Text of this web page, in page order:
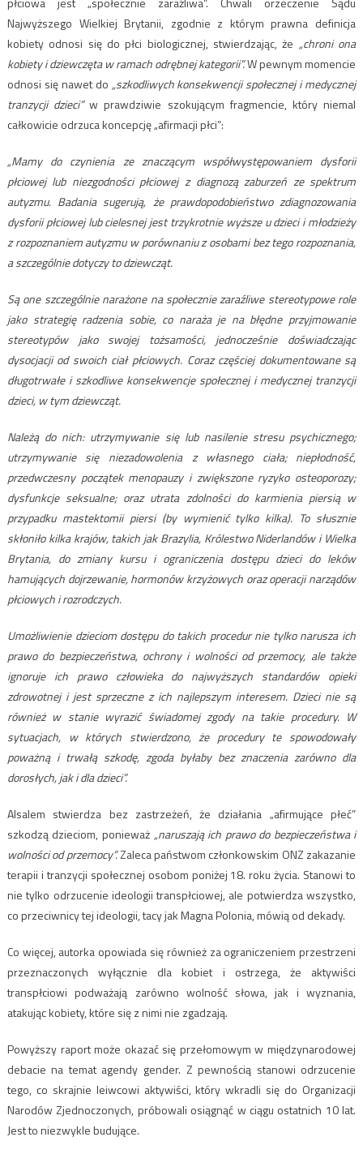
Najwyższego Wielkiej Brytanii, zgodnie z którym prawna definicja
kobiety odnosi się do płci biologicznej, stwierdzając, że „chroni ona
kobiety i dziewczęta w ramach odrębnej kategorii”.W pewnym momencie
odnosi się nawet do „szkodliwych konsekwencji społecznej i medycznej
tranzycji dzieci”w prawdziwie szokującym fragmencie, który niemal
całkowicie odrzuca koncepcję „afirmacji płci”:
„Mamy do czynienia ze znaczącym współwystępowaniem dysforii
płciowej lub niezgodności płciowej z diagnozą zaburzeń ze spektrum
autyzmu. Badania sugerują, że prawdopodobieństwo zdiagnozowania
dysforii płciowej lub cielesnej jest trzykrotnie wyższe u dzieci i młodzieży
z rozpoznaniem autyzmu w porównaniu z osobami bez tego rozpoznania,
a szczególnie dotyczy to dziewcząt.
Są one szczególnie narażone na społecznie zaraźliwe stereotypowe role
jako strategię radzenia sobie, co naraża je na błędne przyjmowanie
stereotypów jako swojej tożsamości, jednocześnie doświadczając
dysocjacji od swoich ciał płciowych. Coraz częściej dokumentowane są
długotrwałe i szkodliwe konsekwencje społecznej i medycznej tranzycji
dzieci, w tym dziewcząt.
Należą do nich: utrzymywanie się lub nasilenie stresu psychicznego;
utrzymywanie się niezadowolenia z własnego ciała; niepłodność,
przedwczesny początek menopauzy i zwiększone ryzyko osteoporozy;
dysfunkcje seksualne; oraz utrata zdolności do karmienia piersią w
przypadku mastektomii piersi (by wymienić tylko kilka). To słusznie
skłoniło kilka krajów, takich jak Brazylia, Królestwo Niderlandów i Wielka
Brytania, do zmiany kursu i ograniczenia dostępu dzieci do leków
hamujących dojrzewanie, hormonów krzyżowych oraz operacji narządów
płciowych i rozrodczych.
Umożliwienie dzieciom dostępu do takich procedur nie tylko narusza ich
prawo do bezpieczeństwa, ochrony i wolności od przemocy, ale także
ignoruje ich prawo człowieka do najwyższych standardów opieki
zdrowotnej i jest sprzeczne z ich najlepszym interesem. Dzieci nie są
również w stanie wyrazić świadomej zgody na takie procedury. W
sytuacjach, w których stwierdzono, że procedury te spowodowały
poważną i trwałą szkodę, zgoda byłaby bez znaczenia zarówno dla
dorosłych, jak i dla dzieci”.
Alsalem stwierdza bez zastrzeżeń, że działania „afirmujące płeć”
szkodzą dzieciom, ponieważ „naruszają ich prawo do bezpieczeństwa i
wolności od przemocy”.Zaleca państwom członkowskim ONZ zakazanie
terapii i tranzycji społecznej osobom poniżej 18. roku życia. Stanowi to
nie tylko odrzucenie ideologii transpłciowej, ale potwierdza wszystko,
co przeciwnicy tej ideologii, tacy jak Magna Polonia, mówią od dekady.
Co więcej, autorka opowiada się również za ograniczeniem przestrzeni
przeznaczonych wyłącznie dla kobiet i ostrzega, że aktywiści
transpłciowi podważają zarówno wolność słowa, jak i wyznania,
atakując kobiety, które się z nimi nie zgadzają.
Powyższy raport może okazać się przełomowym w międzynarodowej
debacie na temat agendy gender. Z pewnością stanowi odrzucenie
tego, co skrajnie leiwcowi aktywiści, który wkradli się do Organizacji
Narodów Zjednoczonych, próbowali osiągnąć w ciągu ostatnich 10 lat.
Jest to niezwykle budujące.